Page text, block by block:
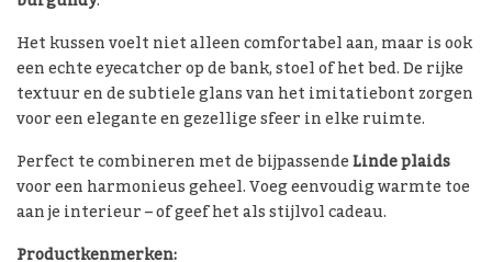
Het kussen voelt niet alleen comfortabel aan, maar is ook
een echte eyecatcher op de bank, stoel of het bed. De rijke
textuur en de subtiele glans van het imitatiebont zorgen
voor een elegante en gezellige sfeer in elke ruimte.
Perfect te combineren met de bijpassendeLinde plaids
voor een harmonieus geheel. Voeg eenvoudig warmte toe
aan je interieur – of geef het als stijlvol cadeau.
Productkenmerken: